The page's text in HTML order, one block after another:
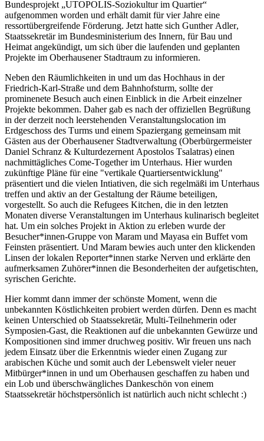
Bundesprojekt „UTOPOLIS-Soziokultur im Quartier“
aufgenommen worden und erhält damit für vier Jahre eine
ressortübergreifende Förderung. Jetzt hatte sich Gunther Adler,
Staatssekretär im Bundesministerium des Innern, für Bau und
Heimat angekündigt, um sich über die laufenden und geplanten
Projekte im Oberhausener Stadtraum zu informieren.
Neben den Räumlichkeiten in und um das Hochhaus in der
Friedrich-Karl-Straße und dem Bahnhofsturm, sollte der
prominenete Besuch auch einen Einblick in die Arbeit einzelner
Projekte bekommen. Daher gab es nach der offiziellen Begrüßung
in der derzeit noch leerstehenden Veranstaltungslocation im
Erdgeschoss des Turms und einem Spaziergang gemeinsam mit
Gästen aus der Oberhausener Stadtverwaltung (Oberbürgermeister
Daniel Schranz & Kulturdezernent Apostolos Tsalatras) einen
nachmittägliches Come-Together im Unterhaus. Hier wurden
zukünftige Pläne für eine "vertikale Quartiersentwicklung"
präsentiert und die vielen Intiativen, die sich regelmäßi im Unterhaus
treffen und aktiv an der Gestaltung der Räume beteiligen,
vorgestellt. So auch die Refugees Kitchen, die in den letzten
Monaten diverse Veranstaltungen im Unterhaus kulinarisch begleitet
hat. Um ein solches Projekt in Aktion zu erleben wurde der
Besucher*innen-Gruppe von Maram und Mayasa ein Buffet vom
Feinsten präsentiert. Und Maram bewies auch unter den klickenden
Linsen der lokalen Reporter*innen starke Nerven und erklärte den
aufmerksamen Zuhörer*innen die Besonderheiten der aufgetischten,
syrischen Gerichte.
Hier kommt dann immer der schönste Moment, wenn die
unbekannten Köstlichkeiten probiert werden dürfen. Denn es macht
keinen Unterschied ob Staatssekretär, Multi-Teilnehmerin oder
Symposien-Gast, die Reaktionen auf die unbekannten Gewürze und
Kompositionen sind immer druchweg positiv. Wir freuen uns nach
jedem Einsatz über die Erkenntnis wieder einen Zugang zur
arabischen Küche und somit auch der Lebenswelt vieler neuer
Mitbürger*innen in und um Oberhausen geschaffen zu haben und
ein Lob und überschwängliches Dankeschön von einem
Staatssekretär höchstpersönlich ist natürlich auch nicht schlecht :)